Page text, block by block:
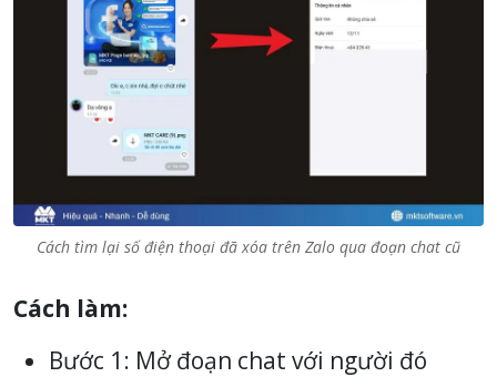
Cách tìm lại số điện thoại đã xóa trên Zalo qua đoạn chat cũ
Cách làm:
Bước 1: Mở đoạn chat với người đó